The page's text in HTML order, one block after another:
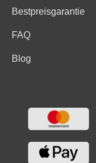
Bestpreisgarantie
FAQ
Blog